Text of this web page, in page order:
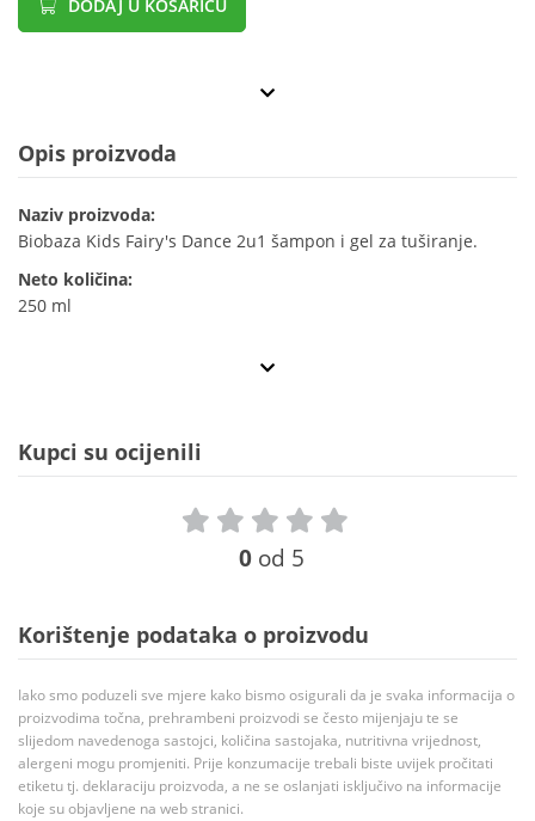
DODAJ U KOŠARICU
Opis proizvoda
Naziv proizvoda:
Biobaza Kids Fairy's Dance 2u1 šampon i gel za tuširanje.
Neto količina:
250 ml
Kupci su ocijenili
0 od 5
Korištenje podataka o proizvodu
Iako smo poduzeli sve mjere kako bismo osigurali da je svaka informacija o
proizvodima točna, prehrambeni proizvodi se često mijenjaju te se
slijedom navedenoga sastojci, količina sastojaka, nutritivna vrijednost,
alergeni mogu promjeniti. Prije konzumacije trebali biste uvijek pročitati
etiketu tj. deklaraciju proizvoda, a ne se oslanjati isključivo na informacije
koje su objavljene na web stranici.